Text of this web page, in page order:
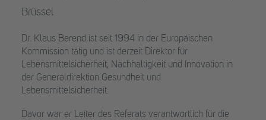
Brüssel
Dr. Klaus Berend ist seit 1994 in der Europäischen
Kommission tätig und ist derzeit Direktor für
Lebensmittelsicherheit, Nachhaltigkeit und Innovation in
der Generaldirektion Gesundheit und
Lebensmittelsicherheit.
Davor war er Leiter des Referats verantwortlich für die